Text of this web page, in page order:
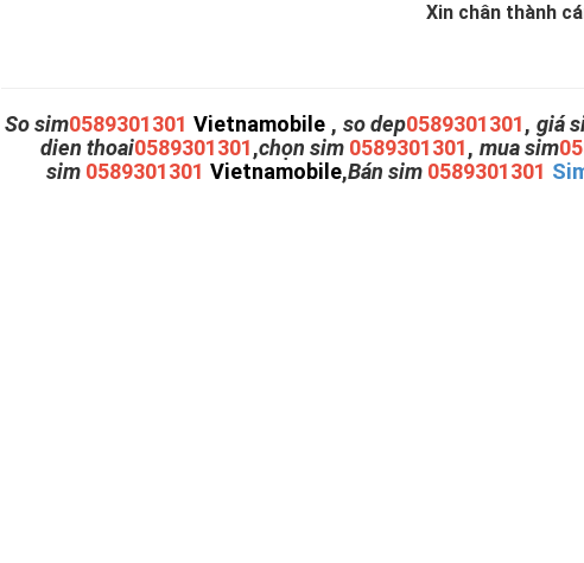
Xin chân thành
So sim0589301301 Vietnamobile , so dep0589301301, giá
dien thoai0589301301,chọn sim 0589301301,mua sim
sim 0589301301Vietnamobile,Bán sim 0589301301